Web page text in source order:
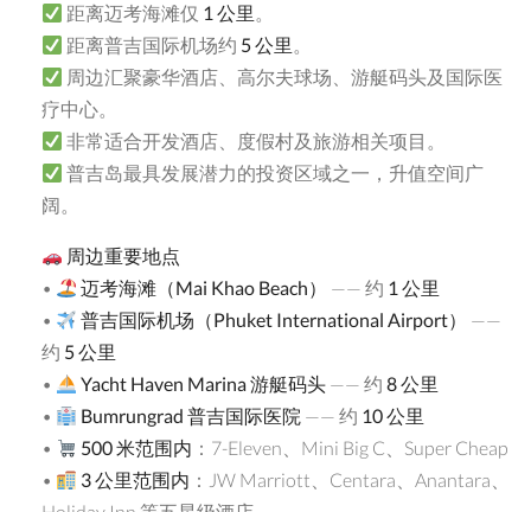
距离迈考海滩仅 1公里 。
距离普吉国际机场约 5公里 。
周边汇聚豪华酒店、高尔夫球场、游艇码头及国际医
疗中心。
非常适合开发酒店、度假村及旅游相关项目。
普吉岛最具发展潜力的投资区域之一，升值空间广
阔。
周边重要地点
•
迈考海滩（Mai Khao Beach） —— 约 1公里
•
普吉国际机场（Phuket International Airport）
——
约 5公里
•
Yacht Haven Marina游艇码头 —— 约8公里
•
Bumrungrad普吉国际医院 —— 约 10公里
•
500米范围内 ：7-Eleven、Mini Big C、Super Cheap
•
3公里范围内 ：JW Marriott、Centara、Anantara、